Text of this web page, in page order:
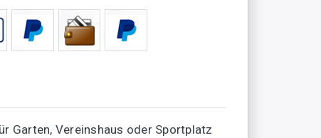
Garten, Vereinshaus oder Sportplatz